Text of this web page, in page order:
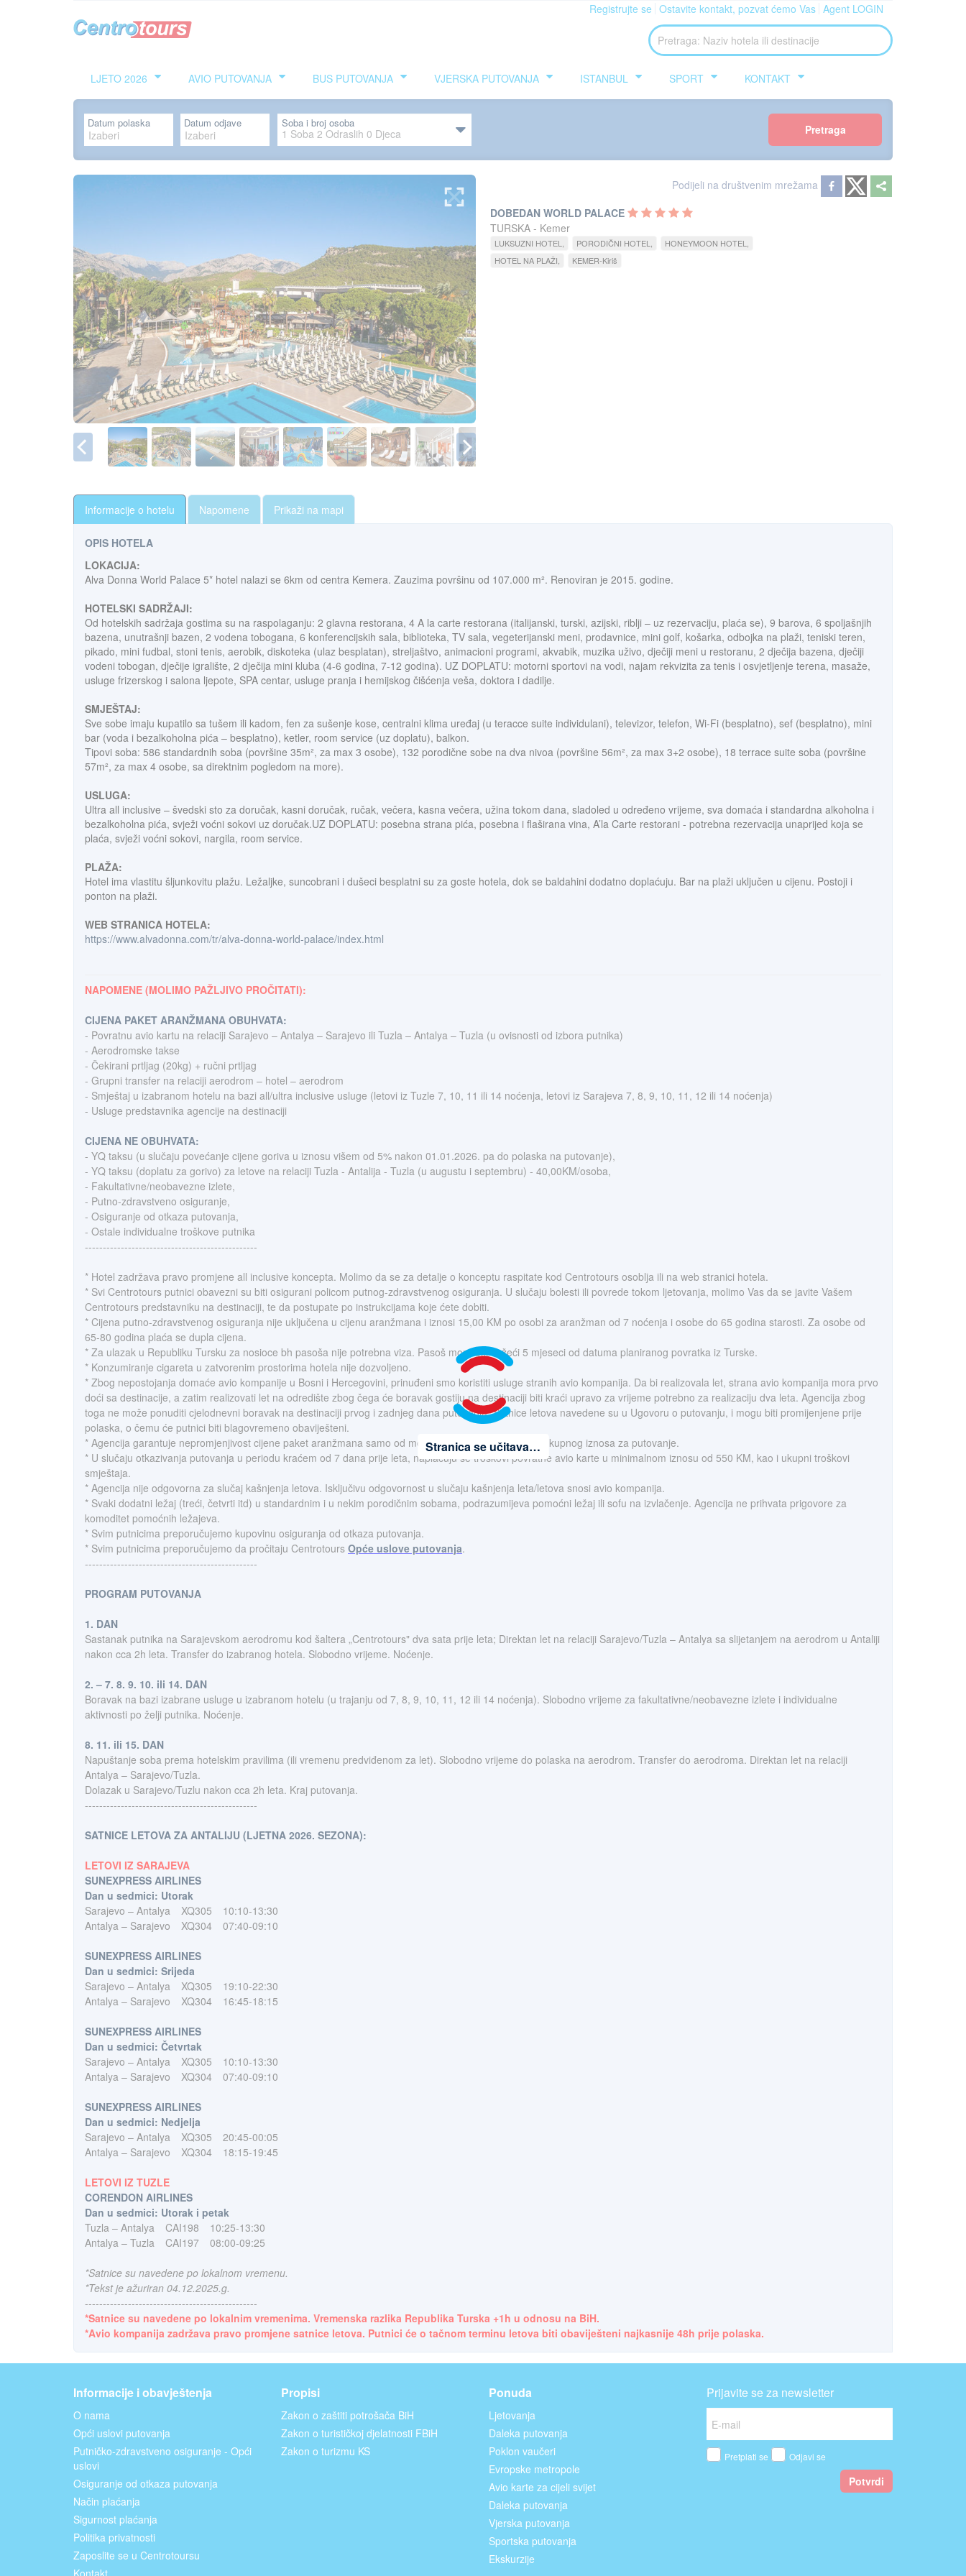
Registrujte se Ostavite kontakt, pozvat ćemo Vas Agent LOGIN
LJETO 2026 AVIO PUTOVANJA BUS PUTOVANJA VJERSKA PUTOVANJA ISTANBUL SPORT KONTAKT
Datum polaska Datum odjave Soba i broj osoba
1 Soba 2 Odraslih 0 Djeca Pretraga
Podijeli na društvenim mrežama
DOBEDAN WORLD PALACE
TURSKA - Kemer
LUKSUZNI HOTEL PORODIČNI HOTEL
HONEYMOON HOTEL
HOTEL NA PLAŽI
KEMER-Kiriš
Informacije o hotelu Napomene Prikaži na mapi
OPIS HOTELA
LOKACIJA:
Alva Donna World Palace 5* hotel nalazi se 6km od centra Kemera. Zauzima površinu od 107.000 m². Renoviran je 2015. godine.
HOTELSKI SADRŽAJI:
Od hotelskih sadržaja gostima su na raspolaganju: 2 glavna restorana, 4 A la carte restorana (italijanski, turski, azijski, riblji – uz rezervaciju, plaća se), 9 barova, 6 spoljašnjih
bazena, unutrašnji bazen, 2 vodena tobogana, 6 konferencijskih sala, biblioteka, TV sala, vegeterijanski meni, prodavnice, mini golf, košarka, odbojka na plaži, teniski teren,
pikado, mini fudbal, stoni tenis, aerobik, diskoteka (ulaz besplatan), streljaštvo, animacioni programi, akvabik, muzika uživo, dječiji meni u restoranu, 2 dječija bazena, dječiji
vodeni tobogan, dječije igralište, 2 dječija mini kluba (4-6 godina, 7-12 godina). UZ DOPLATU: motorni sportovi na vodi, najam rekvizita za tenis i osvjetljenje terena, masaže,
usluge frizerskog i salona ljepote, SPA centar, usluge pranja i hemijskog čišćenja veša, doktora i dadilje.
SMJEŠTAJ:
Sve sobe imaju kupatilo sa tušem ili kadom, fen za sušenje kose, centralni klima uređaj (u teracce suite individulani), televizor, telefon, Wi-Fi (besplatno), sef (besplatno), mini
bar (voda i bezalkoholna pića – besplatno), ketler, room service (uz doplatu), balkon.
Tipovi soba: 586 standardnih soba (površine 35m², za max 3 osobe), 132 porodične sobe na dva nivoa (površine 56m², za max 3+2 osobe), 18 terrace suite soba (površine
57m², za max 4 osobe, sa direktnim pogledom na more).
USLUGA:
Ultra all inclusive – švedski sto za doručak, kasni doručak, ručak, večera, kasna večera, užina tokom dana, sladoled u određeno vrijeme, sva domaća i standardna alkoholna i
bezalkoholna pića, svježi voćni sokovi uz doručak.UZ DOPLATU: posebna strana pića, posebna i flaširana vina, A’la Carte restorani - potrebna rezervacija unaprijed koja se
plaća, svježi voćni sokovi, nargila, room service.
PLAŽA:
Hotel ima vlastitu šljunkovitu plažu. Ležaljke, suncobrani i dušeci besplatni su za goste hotela, dok se baldahini dodatno doplaćuju. Bar na plaži uključen u cijenu. Postoji i
ponton na plaži.
WEB STRANICA HOTELA:
https://www.alvadonna.com/tr/alva-donna-world-palace/index.html
NAPOMENE (MOLIMO PAŽLJIVO PROČITATI):
CIJENA PAKET ARANŽMANA OBUHVATA:
- Povratnu avio kartu na relaciji Sarajevo – Antalya – Sarajevo ili Tuzla – Antalya – Tuzla (u ovisnosti od izbora putnika)
- Aerodromske takse
- Čekirani prtljag (20kg) + ručni prtljag
- Grupni transfer na relaciji aerodrom – hotel – aerodrom
- Smještaj u izabranom hotelu na bazi all/ultra inclusive usluge (letovi iz Tuzle 7, 10, 11 ili 14 noćenja, letovi iz Sarajeva 7, 8, 9, 10, 11, 12 ili 14 noćenja)
- Usluge predstavnika agencije na destinaciji
CIJENA NE OBUHVATA:
- YQ taksu (u slučaju povećanje cijene goriva u iznosu višem od 5% nakon 01.01.2026. pa do polaska na putovanje),
- YQ taksu (doplatu za gorivo) za letove na relaciji Tuzla - Antalija - Tuzla (u augustu i septembru) - 40,00KM/osoba,
- Fakultativne/neobavezne izlete,
- Putno-zdravstveno osiguranje,
- Osiguranje od otkaza putovanja,
- Ostale individualne troškove putnika
------------------------------------------------
* Hotel zadržava pravo promjene all inclusive koncepta. Molimo da se za detalje o konceptu raspitate kod Centrotours osoblja ili na web stranici hotela.
* Svi Centrotours putnici obavezni su biti osigurani policom putnog-zdravstvenog osiguranja. U slučaju bolesti ili povrede tokom ljetovanja, molimo Vas da se javite Vašem
Centrotours predstavniku na destinaciji, te da postupate po instrukcijama koje ćete dobiti.
* Cijena putno-zdravstvenog osiguranja nije uključena u cijenu aranžmana i iznosi 15,00 KM po osobi za aranžman od 7 noćenja i osobe do 65 godina starosti. Za osobe od
65-80 godina plaća se dupla cijena.
* Za ulazak u Republiku Tursku za nosioce bh pasoša nije potrebna viza. Pasoš mora biti važeći 5 mjeseci od datuma planiranog povratka iz Turske.
* Konzumiranje cigareta u zatvorenim prostorima hotela nije dozvoljeno.
* Zbog nepostojanja domaće avio kompanije u Bosni i Hercegovini, prinuđeni smo koristiti usluge stranih avio kompanija. Da bi realizovala let, strana avio kompanija mora prvo
doći sa destinacije, a zatim realizovati let na odredište zbog čega će boravak gostiju na destinaciji biti kraći upravo za vrijeme potrebno za realizaciju dva leta. Agencija zbog
toga ne može ponuditi cjelodnevni boravak na destinaciji prvog i zadnjeg dana putovanja. Satnice letova navedene su u Ugovoru o putovanju, i mogu biti promijenjene prije
polaska, o čemu će putnici biti blagovremeno obaviješteni.
* Agencija garantuje nepromjenjivost cijene paket aranžmana samo od momenta uplate akontacije ili ukupnog iznosa za putovanje.
* U slučaju otkazivanja putovanja u periodu kraćem od 7 dana prije leta, naplaćuju se troškovi povratne avio karte u minimalnom iznosu od 550 KM, kao i ukupni troškovi
smještaja.
* Agencija nije odgovorna za slučaj kašnjenja letova. Isključivu odgovornost u slučaju kašnjenja leta/letova snosi avio kompanija.
* Svaki dodatni ležaj (treći, četvrti itd) u standardnim i u nekim porodičnim sobama, podrazumijeva pomoćni ležaj ili sofu na izvlačenje. Agencija ne prihvata prigovore za
komoditet pomoćnih ležajeva.
* Svim putnicima preporučujemo kupovinu osiguranja od otkaza putovanja.
* Svim putnicima preporučujemo da pročitaju Centrotours Opće uslove putovanja.
------------------------------------------------
PROGRAM PUTOVANJA
1. DAN
Sastanak putnika na Sarajevskom aerodromu kod šaltera „Centrotours" dva sata prije leta; Direktan let na relaciji Sarajevo/Tuzla – Antalya sa slijetanjem na aerodrom u Antaliji
nakon cca 2h leta. Transfer do izabranog hotela. Slobodno vrijeme. Noćenje.
2. – 7. 8. 9. 10. ili 14. DAN
Boravak na bazi izabrane usluge u izabranom hotelu (u trajanju od 7, 8, 9, 10, 11, 12 ili 14 noćenja). Slobodno vrijeme za fakultativne/neobavezne izlete i individualne
aktivnosti po želji putnika. Noćenje.
8. 11. ili 15. DAN
Napuštanje soba prema hotelskim pravilima (ili vremenu predviđenom za let). Slobodno vrijeme do polaska na aerodrom. Transfer do aerodroma. Direktan let na relaciji
Antalya – Sarajevo/Tuzla.
Dolazak u Sarajevo/Tuzlu nakon cca 2h leta. Kraj putovanja.
------------------------------------------------
SATNICE LETOVA ZA ANTALIJU (LJETNA 2026. SEZONA):
LETOVI IZ SARAJEVA
SUNEXPRESS AIRLINES
Dan u sedmici: Utorak
Sarajevo – Antalya
XQ305
10:10-13:30
Antalya – Sarajevo
XQ304 07:40-09:10
SUNEXPRESS AIRLINES
Dan u sedmici: Srijeda
Sarajevo – Antalya
XQ305
19:10-22:30
Antalya – Sarajevo
XQ304 16:45-18:15
SUNEXPRESS AIRLINES
Dan u sedmici: Četvrtak
Sarajevo – Antalya
XQ305
10:10-13:30
Antalya – Sarajevo
XQ304 07:40-09:10
SUNEXPRESS AIRLINES
Dan u sedmici: Nedjelja
Sarajevo – Antalya
XQ305
20:45-00:05
Antalya – Sarajevo
XQ304 18:15-19:45
LETOVI IZ TUZLE
CORENDON AIRLINES
Dan u sedmici: Utorak i petak
Tuzla – Antalya
CAI198
10:25-13:30
Antalya – Tuzla
CAI197 08:00-09:25
*Satnice su navedene po lokalnom vremenu.
*Tekst je ažuriran 04.12.2025.g.
------------------------------------------------
*Satnice su navedene po lokalnim vremenima. Vremenska razlika Republika Turska +1h u odnosu na BiH.
*Avio kompanija zadržava pravo promjene satnice letova. Putnici će o tačnom terminu letova biti obaviješteni najkasnije 48h prije polaska.
Prijavite se za newsletter
Pretplati se Odjavi se
Potvrdi
Informacije i obavještenja
O nama
Opći uslovi putovanja
Putničko-zdravstveno osiguranje - Opći
uslovi
Osiguranje od otkaza putovanja
Način plaćanja
Sigurnost plaćanja
Politika privatnosti
Zaposlite se u Centrotoursu
Kontakt
Propisi
Zakon o zaštiti potrošača BiH
Zakon o turističkoj djelatnosti FBiH
Zakon o turizmu KS
Ponuda
Ljetovanja
Daleka putovanja
Poklon vaučeri
Evropske metropole
Avio karte za cijeli svijet
Daleka putovanja
Vjerska putovanja
Sportska putovanja
Ekskurzije
Stranica se učitava…